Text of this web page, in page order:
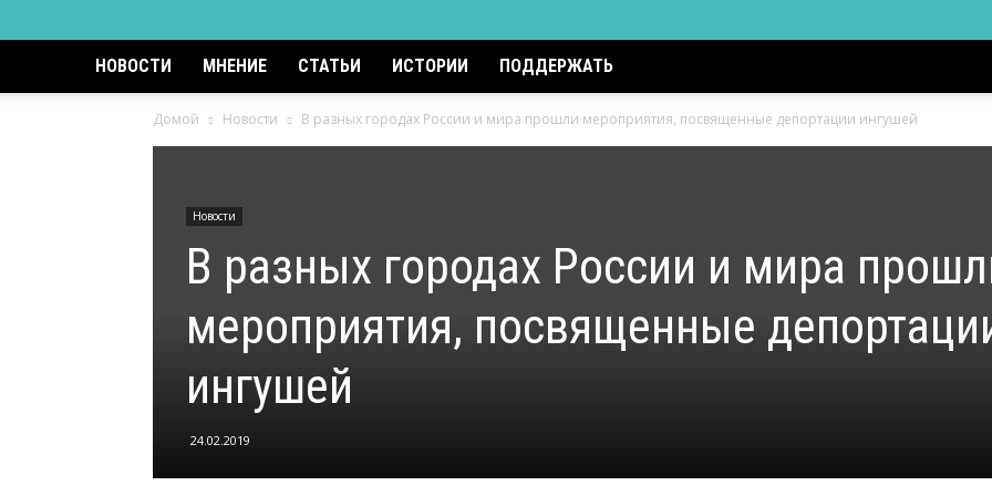
НОВОСТИ МНЕНИЕ СТАТЬИ ИСТОРИИ ПОДДЕРЖАТЬ
Домой Новости В разных городах России и мира прошли мероприятия, посвященные депортации ингушей
Новости
В разных городах России и мира
мероприятия, посвященные
ингушей
24.02.2019